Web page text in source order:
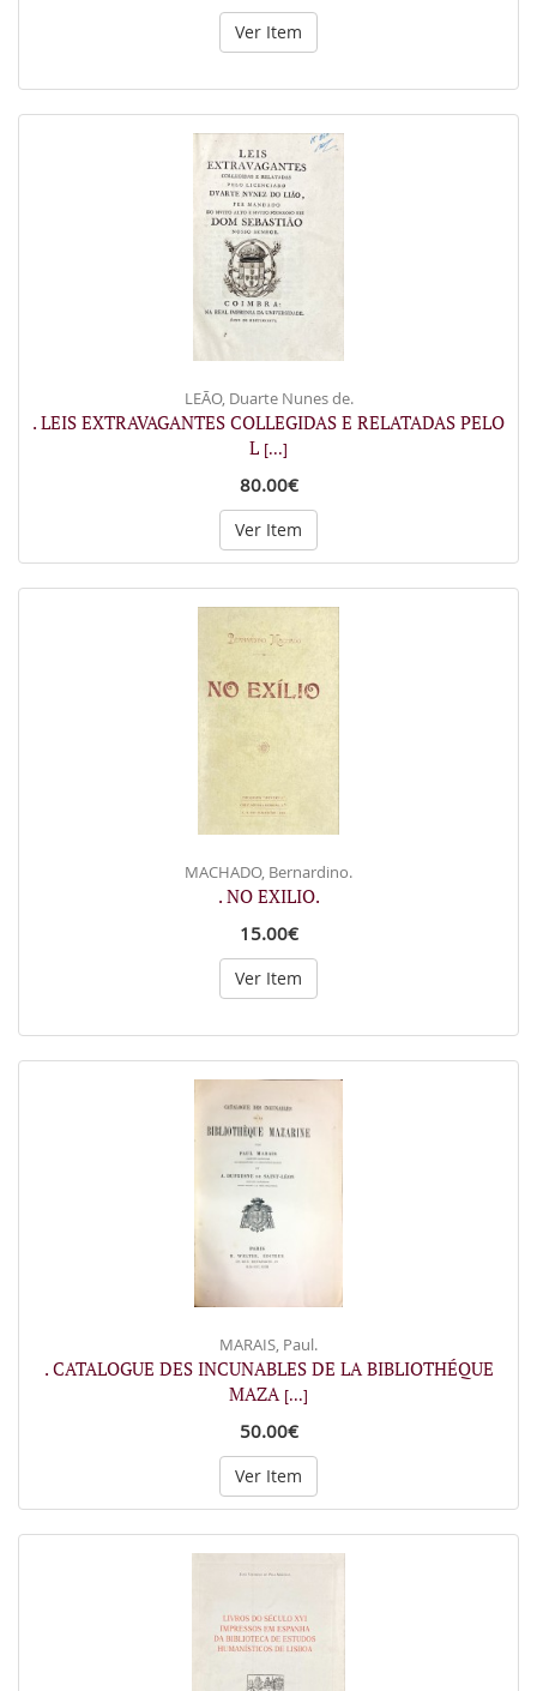
Ver Item
LEÃO, Duarte Nunes de.
. LEIS EXTRAVAGANTES COLLEGIDAS E RELATADAS PELO
L [...]
80.00€
Ver Item
MACHADO, Bernardino.
. NO EXILIO.
15.00€
Ver Item
MARAIS, Paul.
. CATALOGUE DES INCUNABLES DE LA BIBLIOTHÉQUE
MAZA [...]
50.00€
Ver Item